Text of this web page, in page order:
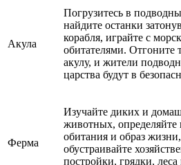
Акула
Погрузитесь в
найдите останки
корабля, играйте с
обитателями. Отгоните
акулу, и жители
царства будут в
Ферма
Изучайте диких и
животных, определяйте
обитания и образ жизни,
обустраивайте
постройки, грядки, леса